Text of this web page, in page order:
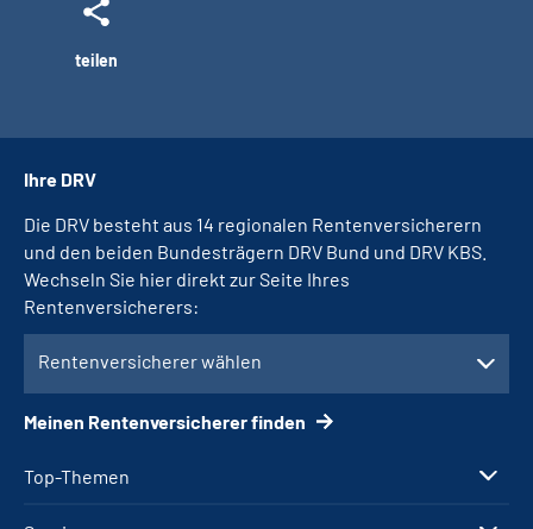
teilen
Top-Themen
Ihre DRV
Die DRV besteht aus 14 regionalen Rentenversicherern
und den beiden Bundesträgern DRV Bund und DRV KBS.
Wechseln Sie hier direkt zur Seite Ihres
Rentenversicherers:
Rentenversicherer wählen
Meinen Rentenversicherer finden